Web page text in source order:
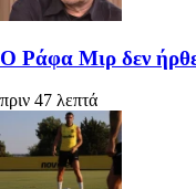
Ο Ράφα Μιρ δεν
πριν 47 λεπτά